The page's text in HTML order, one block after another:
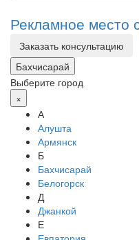
Рекламное место
Заказать консультацию
Бахчисарай
Выберите город
×
А
Алушта
Армянск
Б
Бахчисарай
Белогорск
Д
Джанкой
Е